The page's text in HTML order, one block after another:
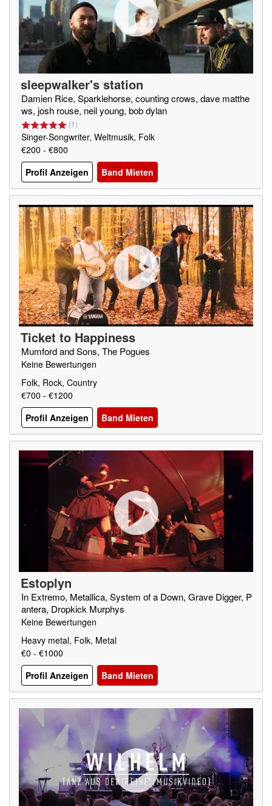
sleepwalker's station
Damien Rice, Sparklehorse, counting crows, dave matthe
ws, josh rouse, neil young, bob dylan
(1)
Singer-Songwriter, Weltmusik, Folk
€200 - €800
Profil Anzeigen
Band Mieten
Ticket to Happiness
Mumford and Sons, The Pogues
Keine Bewertungen
Folk, Rock, Country
€700 - €1200
Profil Anzeigen
Band Mieten
Estoplyn
In Extremo, Metallica, System of a Down, Grave Digger, P
antera, Dropkick Murphys
Keine Bewertungen
Heavy metal, Folk, Metal
€0 - €1000
Profil Anzeigen
Band Mieten